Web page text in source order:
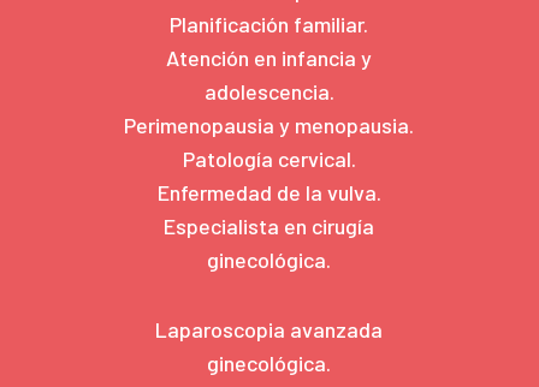
Planificación familiar.
Atención en infancia y
adolescencia.
Perimenopausia y menopausia.
Patología cervical.
Enfermedad de la vulva.
Especialista en cirugía
ginecológica.
Laparoscopia avanzada
ginecológica.